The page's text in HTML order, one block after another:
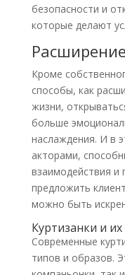
безопасности и
которые делают
Кроме
способы, как
жизни,
больше
наслаждения. И в
акторами,
взаимодействия и
предложить
можно быть
Куртизанки и
Современные
типов и образов.